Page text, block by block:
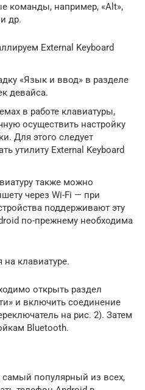
команды, например, «Alt»,
др.
External Keyboard
«Язык и ввод» в разделе
девайса.
в работе клавиатуры,
осуществить настройку
Для этого следует
утилиту External Keyboard
также можно
через Wi-Fi — при
поддерживают эту
по-прежнему необходима
на клавиатуре.
открыть раздел
и включить соединение
на рис. 2). Затем
Bluetooth.
популярный из всех,